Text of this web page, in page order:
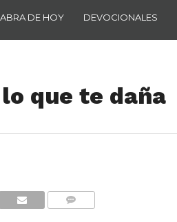
DE HOY DEVOCIONALES
que te daña